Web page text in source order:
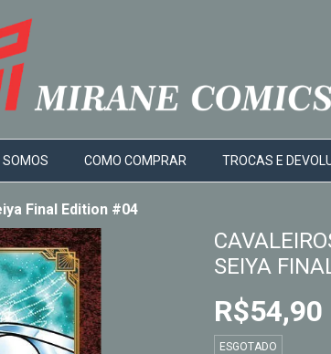
SOMOS COMO COMPRAR TROCAS E
Final Edition #04
SEIYA
R$54,90
ESGOTADO